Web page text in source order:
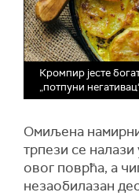
Кромпир јесте
„потпуни
Омиљена
трпези се налази
овог поврћа, а
незаобилазан